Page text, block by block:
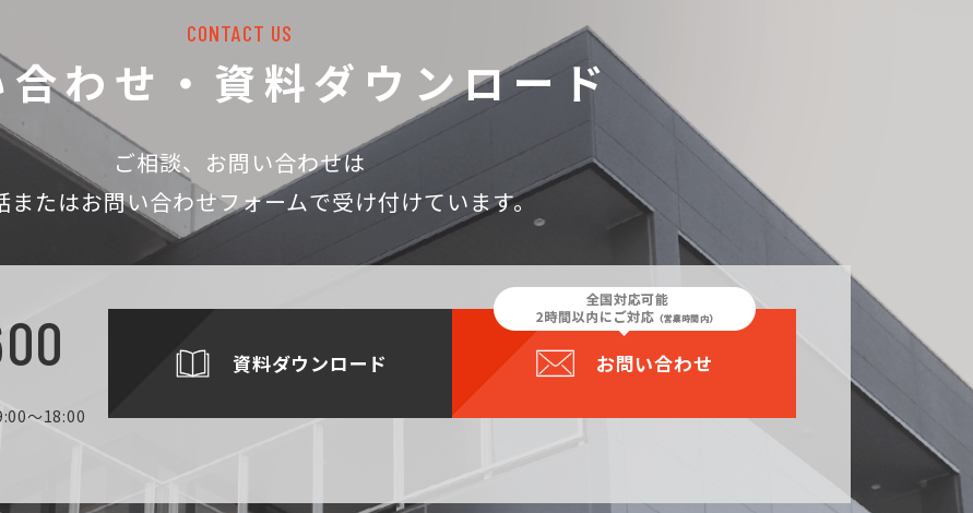
CONTACT US
合わせ・資料ダウンロード
ご相談、お問い合わせは
またはお問い合わせフォームで受け付けています。
～18:00
資料ダウンロード お問い合わせ